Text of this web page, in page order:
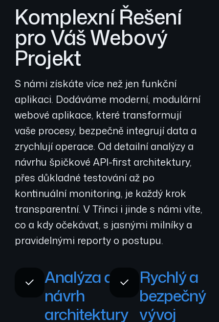
Komplexní Řešení
pro Váš Webový
Projekt
S námi získáte více než jen funkční
aplikaci. Dodáváme moderní, modulární
webové aplikace, které transformují
vaše procesy, bezpečně integrují data a
zrychlují operace. Od detailní analýzy a
návrhu špičkové API-first architektury,
přes důkladné testování až po
kontinuální monitoring, je každý krok
transparentní. V Třinci i jinde s námi víte,
co a kdy očekávat, s jasnými milníky a
pravidelnými reporty o postupu.
Analýza a
návrh
architektury
Rychlý a
bezpečný
vývoj